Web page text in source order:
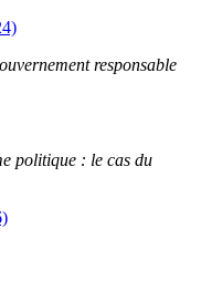
responsable
politique : le cas du